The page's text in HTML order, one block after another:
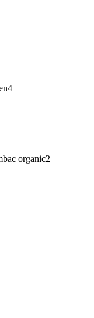
4
organic2